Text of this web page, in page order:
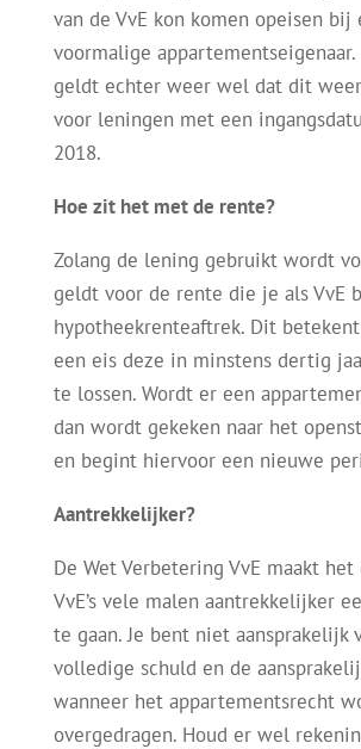
van de VvE kon komen opeisen bij
voormalige
geldt echter weer wel dat dit
voor leningen met een
2018.
Hoe zit het met de rente?
Zolang de lening gebruikt wordt
geldt voor de rente die je als VvE
hypotheekrenteaftrek. Dit
een eis deze in minstens dertig
te lossen. Wordt er een
dan wordt gekeken naar het
en begint hiervoor een nieuwe
Aantrekkelijker?
De Wet Verbetering VvE maakt het
VvE’s vele malen aantrekkelijker
te gaan. Je bent niet aansprakelijk
volledige schuld en de
wanneer het appartementsrecht
overgedragen. Houd er wel